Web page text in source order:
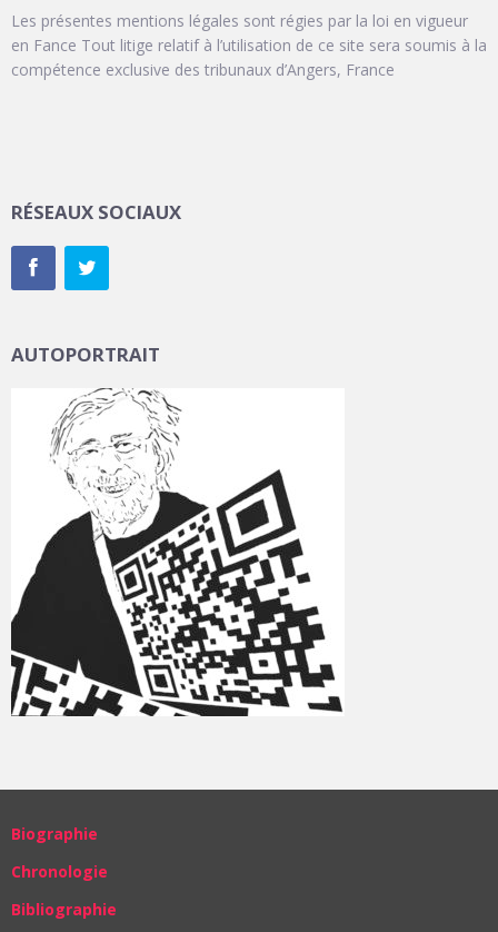
Les présentes mentions légales sont régies par la loi en vigueur
en Fance Tout litige relatif à l’utilisation de ce site sera soumis à la
compétence exclusive des tribunaux d’Angers, France
RÉSEAUX SOCIAUX
AUTOPORTRAIT
Biographie
Chronologie
Bibliographie